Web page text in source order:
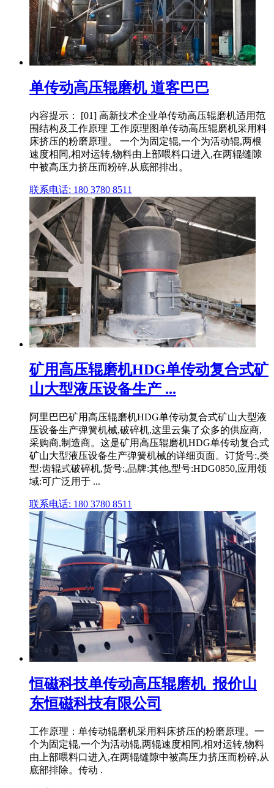
单传动高压辊磨机 道客巴巴
内容提示： [01] 高新技术企业单传动高压辊磨机适用范
围结构及工作原理 工作原理图单传动高压辊磨机采用料
床挤压的粉磨原理。 一个为固定辊,一个为活动辊,两根
速度相同,相对运转,物料由上部喂料口进入,在两辊缝隙
中被高压力挤压而粉碎,从底部排出。
联系电话: 180 3780 8511
矿用高压辊磨机HDG单传动复合式矿
山大型液压设备生产 ...
阿里巴巴矿用高压辊磨机HDG单传动复合式矿山大型液
压设备生产弹簧机械,破碎机,这里云集了众多的供应商,
采购商,制造商。这是矿用高压辊磨机HDG单传动复合式
矿山大型液压设备生产弹簧机械的详细页面。订货号:,类
型:齿辊式破碎机,货号:,品牌:其他,型号:HDG0850,应用领
域:可广泛用于 ...
联系电话: 180 3780 8511
恒磁科技单传动高压辊磨机_报价山
东恒磁科技有限公司
工作原理：单传动辊磨机采用料床挤压的粉磨原理。一
个为固定辊,一个为活动辊,两辊速度相同,相对运转,物料
由上部喂料口进入,在两辊缝隙中被高压力挤压而粉碎,从
底部排除。传动 .